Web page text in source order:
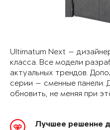
Ultimatum Next —
класса. Все модели
актуальных трендов.
серии — сменные панели.
обновить, не меняя при
Лучшее решение